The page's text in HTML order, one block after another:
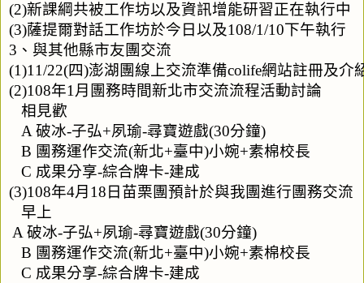
(2)新課綱共被工作坊以及資訊增能研習正在執行中
(3)薩提爾對話工作坊於今日以及108/1/10下午執行
3、與其他縣市友團交流
(1)11/22(四)澎湖團線上交流準備colife網站註冊及介
(2)108年1月團務時間新北市交流流程活動討論
相見歡
A 破冰-子弘+夙瑜-尋寶遊戲(30分鐘)
B 團務運作交流(新北+臺中)小婉+素棉校長
C 成果分享-綜合牌卡-建成
(3)108年4月18日苗栗團預計於與我團進行團務交流
早上
A 破冰-子弘+夙瑜-尋寶遊戲(30分鐘)
B 團務運作交流(新北+臺中)小婉+素棉校長
C 成果分享-綜合牌卡-建成